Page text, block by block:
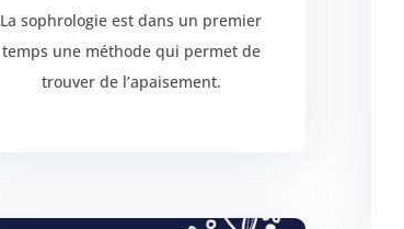
La sophrologie est dans un premier
temps une méthode qui permet de
trouver de l’apaisement.